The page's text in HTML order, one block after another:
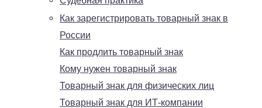
Как зарегистрировать товарный знак в
России
Как продлить товарный знак
Кому нужен товарный знак
Товарный знак для физических лиц
Товарный знак для ИТ-компании